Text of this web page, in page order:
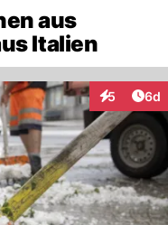
aus
Italien
5 6d